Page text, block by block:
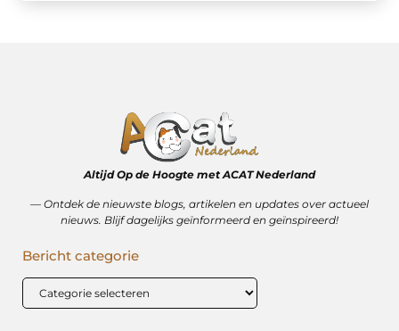
Altijd Op de Hoogte met ACAT Nederland
–– Ontdek de nieuwste blogs, artikelen en updates over actueel
nieuws. Blijf dagelijks geïnformeerd en geïnspireerd!
Bericht categorie